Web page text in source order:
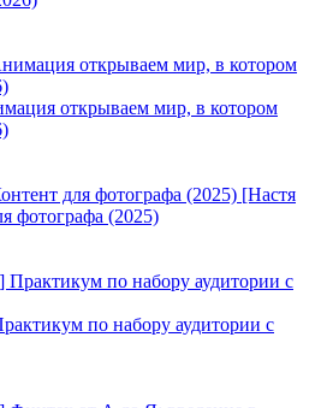
открываем мир, в котором
[Настя
фотографа (2025)
по набору аудитории с